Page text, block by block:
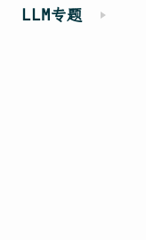
LLM专题